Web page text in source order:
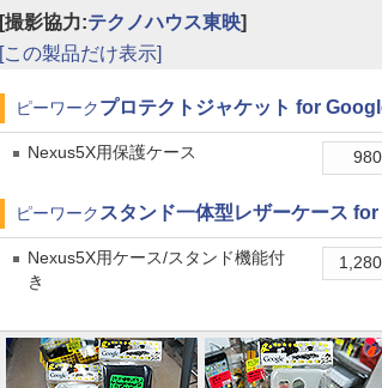
[撮影協力:テクノハウス東映]
[この製品だけ表示]
ピーワーク プロテクトジャケット for
Nexus5X用保護ケース 980
ピーワーク スタンド一体型レザーケース
Nexus5X用ケース/スタンド機能付
き
1,280